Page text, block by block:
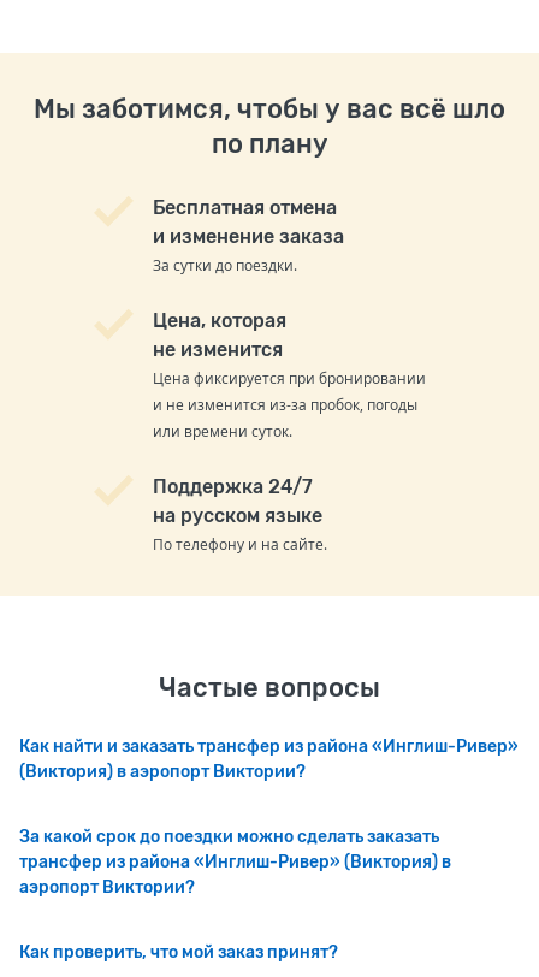
Мы заботимся, чтобы у вас всё шло
по плану
Бесплатная отмена
и изменение заказа
За сутки до поездки.
Цена, которая
не изменится
Цена фиксируется при бронировании
и не изменится из-за пробок, погоды
или времени суток.
Поддержка 24/7
на русском языке
По телефону и на сайте.
Частые вопросы
Как найти и заказать трансфер из района «Инглиш-Ривер»
(Виктория) в аэропорт Виктории?
За какой срок до поездки можно сделать заказать
трансфер из района «Инглиш-Ривер» (Виктория) в
аэропорт Виктории?
Как проверить, что мой заказ принят?